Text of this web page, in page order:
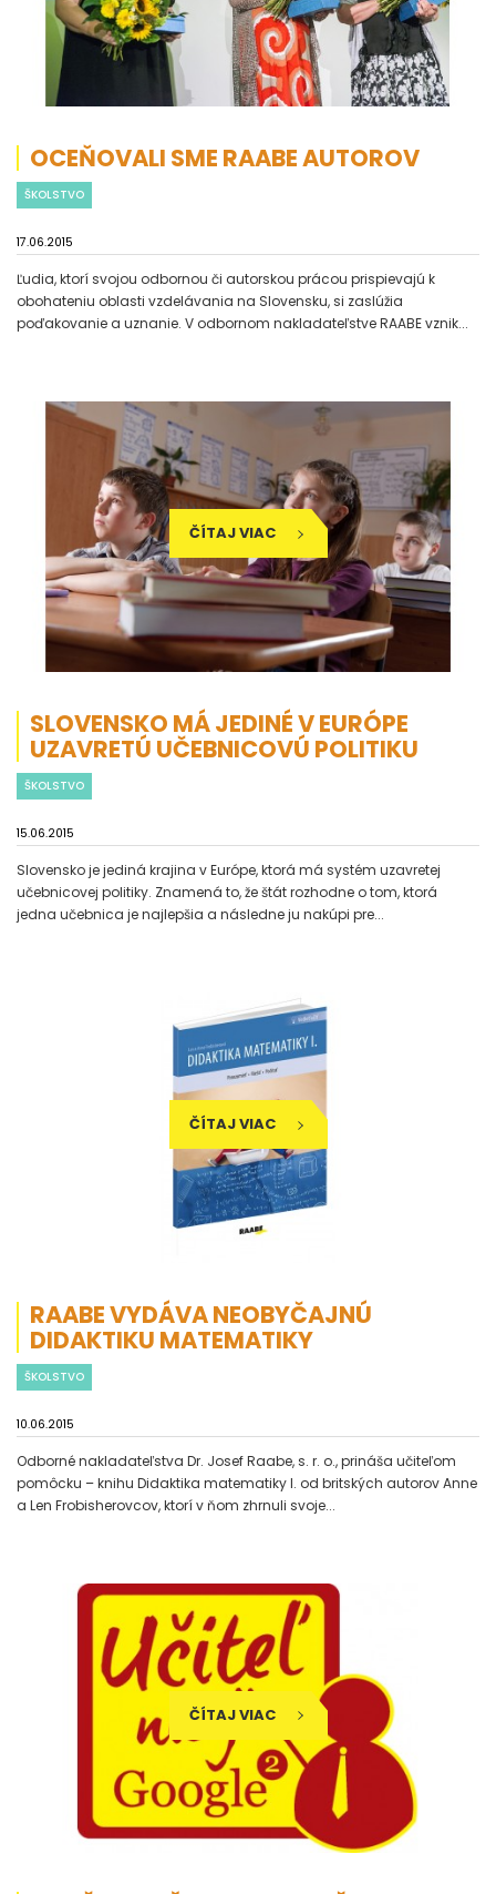
OCEŇOVALI SME RAABE AUTOROV
ŠKOLSTVO
17.06.2015
Ľudia, ktorí svojou odbornou či autorskou prácou prispievajú k
obohateniu oblasti vzdelávania na Slovensku, si zaslúžia
poďakovanie a uznanie. V odbornom nakladateľstve RAABE vznik...
ČÍTAJ VIAC
SLOVENSKO MÁ JEDINÉ V EURÓPE
UZAVRETÚ UČEBNICOVÚ POLITIKU
ŠKOLSTVO
15.06.2015
Slovensko je jediná krajina v Európe, ktorá má systém uzavretej
učebnicovej politiky. Znamená to, že štát rozhodne o tom, ktorá
jedna učebnica je najlepšia a následne ju nakúpi pre...
ČÍTAJ VIAC
RAABE VYDÁVA NEOBYČAJNÚ
DIDAKTIKU MATEMATIKY
ŠKOLSTVO
10.06.2015
Odborné nakladateľstva Dr. Josef Raabe, s. r. o., prináša učiteľom
pomôcku – knihu Didaktika matematiky I. od britských autorov Anne
a Len Frobisherovcov, ktorí v ňom zhrnuli svoje...
ČÍTAJ VIAC